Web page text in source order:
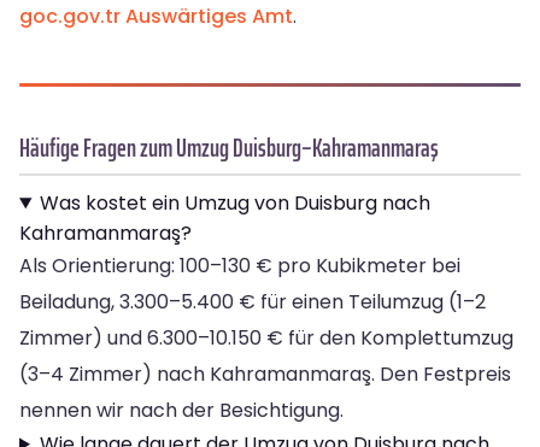
goc.gov.trAuswärtiges Amt.
Häufige Fragen zum Umzug Duisburg–Kahramanmaraş
Was kostet ein Umzug von Duisburg nach
Kahramanmaraş?
Als Orientierung: 100–130 € pro Kubikmeter bei
Beiladung, 3.300–5.400 € für einen Teilumzug (1–2
Zimmer) und 6.300–10.150 € für den Komplettumzug
(3–4 Zimmer) nach Kahramanmaraş. Den Festpreis
nennen wir nach der Besichtigung.